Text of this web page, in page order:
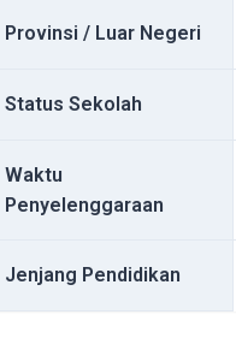
Provinsi / Luar Negeri
Status Sekolah
Waktu
Penyelenggaraan
Jenjang Pendidikan